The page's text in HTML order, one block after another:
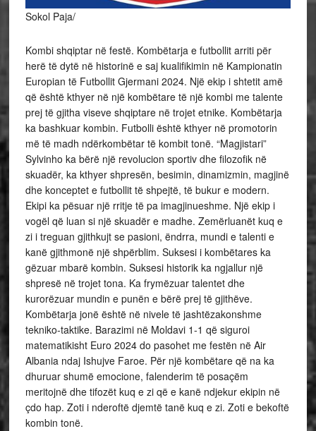
Sokol Paja/
Kombi shqiptar në festë. Kombëtarja e futbollit arriti për
herë të dytë në historinë e saj kualifikimin në Kampionatin
Europian të Futbollit Gjermani 2024. Një ekip i shtetit amë
që është kthyer në një kombëtare të një kombi me talente
prej të gjitha viseve shqiptare në trojet etnike. Kombëtarja
ka bashkuar kombin. Futbolli është kthyer në promotorin
më të madh ndërkombëtar të kombit tonë. “Magjistari”
Sylvinho ka bërë një revolucion sportiv dhe filozofik në
skuadër, ka kthyer shpresën, besimin, dinamizmin, magjinë
dhe konceptet e futbollit të shpejtë, të bukur e modern.
Ekipi ka pësuar një rritje të pa imagjinueshme. Një ekip i
vogël që luan si një skuadër e madhe. Zemërluanët kuq e
zi i treguan gjithkujt se pasioni, ëndrra, mundi e talenti e
kanë gjithmonë një shpërblim. Suksesi i kombëtares ka
gëzuar mbarë kombin. Suksesi historik ka ngjallur një
shpresë në trojet tona. Ka frymëzuar talentet dhe
kurorëzuar mundin e punën e bërë prej të gjithëve.
Kombëtarja jonë është në nivele të jashtëzakonshme
tekniko-taktike. Barazimi në Moldavi 1-1 që siguroi
matematikisht Euro 2024 do pasohet me festën në Air
Albania ndaj Ishujve Faroe. Për një kombëtare që na ka
dhuruar shumë emocione, falenderim të posaçëm
meritojnë dhe tifozët kuq e zi që e kanë ndjekur ekipin në
çdo hap. Zoti i nderoftë djemtë tanë kuq e zi. Zoti e bekoftë
kombin tonë.